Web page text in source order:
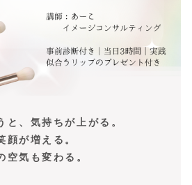
と、気持ちが上がる。
顔が増える。
空気も変わる。